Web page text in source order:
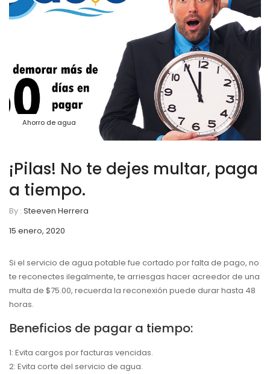
Ahorro de agua
¡Pilas! No te dejes multar, paga
a tiempo.
By : Steeven Herrera
15 enero, 2020
Si el servicio de agua potable fue cortado por falta de pago, no
te reconectes ilegalmente, te arriesgas hacer acreedor de una
multa de $75.00, recuerda la reconexión puede durar hasta 48
horas.
Beneficios de pagar a tiempo:
1: Evita cargos por facturas vencidas.
2: Evita corte del servicio de agua.